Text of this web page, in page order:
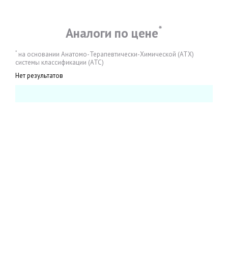
Аналоги по цене*
* на основании Анатомо-Терапевтически-Химической (АТХ)
системы классификации (АТС)
Нет результатов